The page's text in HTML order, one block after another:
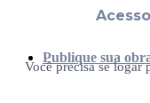
Publique sua
Você precisa se logar